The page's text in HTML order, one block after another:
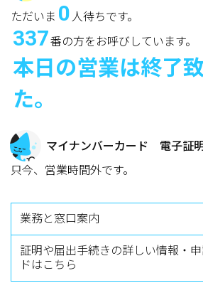
ただいま 0 人待ちです。
337番の方をお呼びしています。
本日の営業は終了
た。
マイナンバーカード 電子証
只今、営業時間外です。
業務と窓口案内
証明や届出手続きの詳しい情報・
ドはこちら